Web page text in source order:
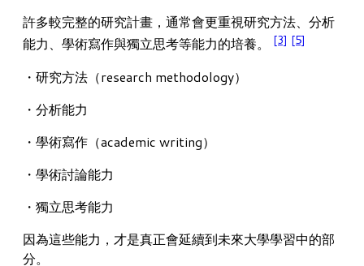
許多較完整的研究計畫，通常會更重視研究方法、分析
能力、學術寫作與獨立思考等能力的培養。
[3] [5]
・研究方法（research methodology）
・分析能力
・學術寫作（academic writing）
・學術討論能力
・獨立思考能力
因為這些能力，才是真正會延續到未來大學學習中的部
分。